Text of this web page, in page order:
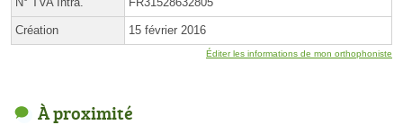
Création 15 février 2016
Éditer les informations de mon orthophoniste
À proximité